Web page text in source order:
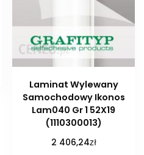
Laminat Wylewany
Samochodowy Ikonos
Lam040 Gr 1 52X19
(1110300013)
2 406,24zł